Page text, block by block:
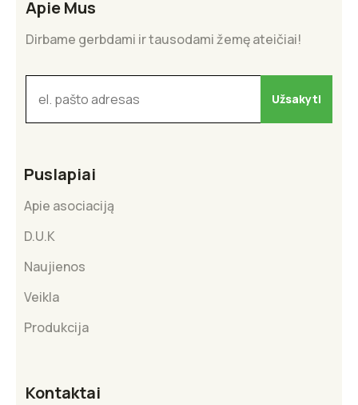
Apie Mus
Dirbame gerbdami ir tausodami žemę ateičiai!
Puslapiai
Apie asociaciją
D.U.K
Naujienos
Veikla
Produkcija
Kontaktai